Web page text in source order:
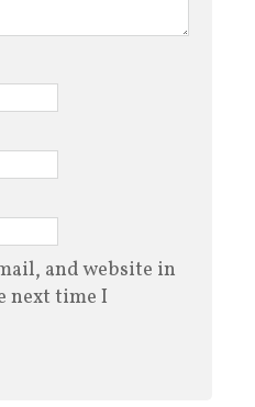
and website in
next time I